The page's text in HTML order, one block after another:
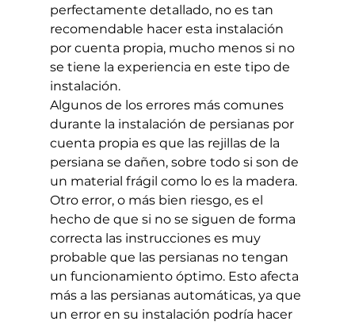
perfectamente detallado, no es tan
recomendable hacer esta instalación
por cuenta propia, mucho menos si no
se tiene la experiencia en este tipo de
instalación.
Algunos de los errores más comunes
durante la instalación de persianas por
cuenta propia es que las rejillas de la
persiana se dañen, sobre todo si son de
un material frágil como lo es la madera.
Otro error, o más bien riesgo, es el
hecho de que si no se siguen de forma
correcta las instrucciones es muy
probable que las persianas no tengan
un funcionamiento óptimo. Esto afecta
más a las persianas automáticas, ya que
un error en su instalación podría hacer